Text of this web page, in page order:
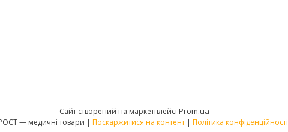
Сайт створений на маркетплейсі Prom.ua
МЕД РОСТ — медичні товари | Поскаржитися на контент | Політика конфіденційності